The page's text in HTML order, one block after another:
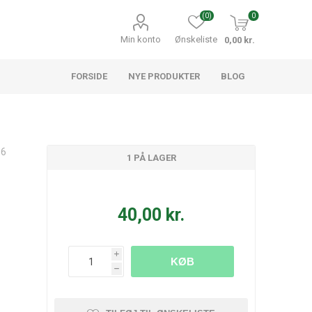
Min konto Ønskeliste
(0) 0
0,00 kr.
FORSIDE NYE PRODUKTER BLOG
1 PÅ LAGER
40,00 kr.
i
h
KØB